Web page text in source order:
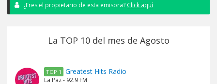
¿Eres el propietario de esta emisora? Click aquí
La TOP 10 del mes de Agosto
TOP 1 Greatest Hits Radio
La Paz - 92.9 FM